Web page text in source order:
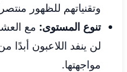
وتقنياتهم للظهور
تنوع المستوى: مع
لن ينفد اللاعبون أبدًا
مواجهتها.